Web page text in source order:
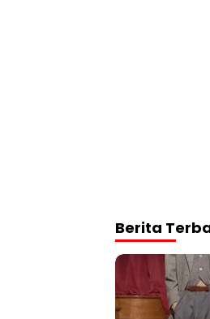
Berita